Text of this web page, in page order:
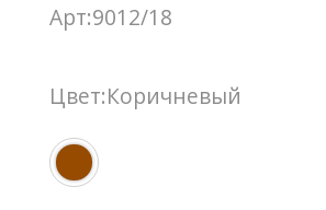
Арт:9012/18
Цвет:Коричневый